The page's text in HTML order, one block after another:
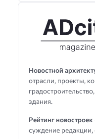
Новостной
отрасли, проекты,
здания.
Рейтинг новостроек
суждение редакции,